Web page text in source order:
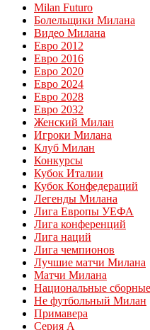
Milan Futuro
Болельщики Милана
Видео Милана
Евро 2012
Евро 2016
Евро 2020
Евро 2024
Евро 2028
Евро 2032
Женский Милан
Игроки Милана
Клуб Милан
Конкурсы
Кубок Италии
Кубок Конфедераций
Легенды Милана
Лига Европы УЕФА
Лига конференций
Лига наций
Лига чемпионов
Лучшие матчи Милана
Матчи Милана
Национальные сборные
Не футбольный Милан
Примавера
Серия А